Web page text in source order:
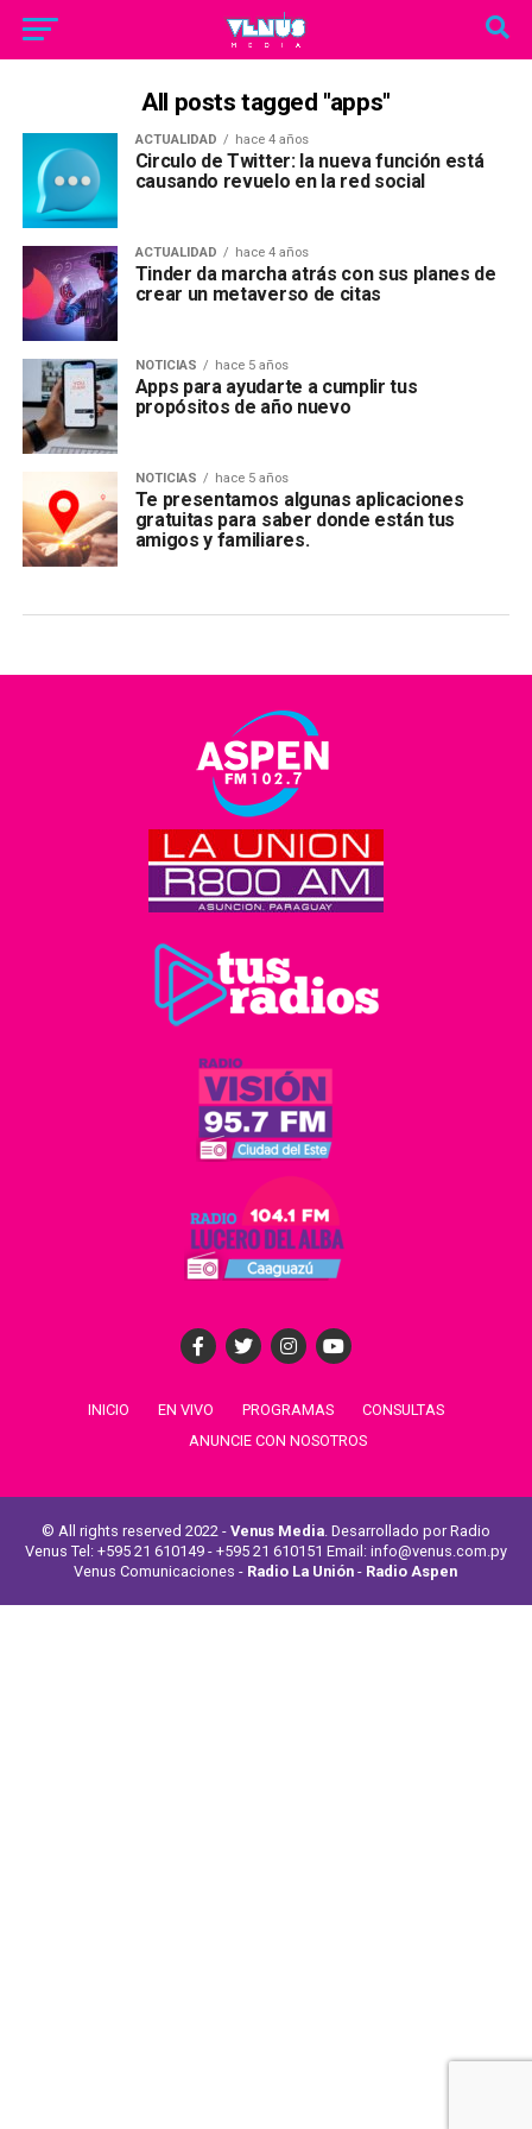
All posts tagged "apps"
ACTUALIDAD hace 4 años
Circulo de Twitter: la nueva función está
causando revuelo en la red social
ACTUALIDAD hace 4 años
Tinder da marcha atrás con sus planes de
crear un metaverso de citas
NOTICIAS hace 5 años
Apps para ayudarte a cumplir tus
propósitos de año nuevo
NOTICIAS hace 5 años
Te presentamos algunas aplicaciones
gratuitas para saber donde están tus
amigos y familiares.
INICIO EN VIVO PROGRAMAS
CONSULTAS
ANUNCIE CON NOSOTROS
© All rights reserved 2022 - Venus Media. Desarrollado por Radio
Venus Tel: +595 21 610149 - +595 21 610151 Email: info@venus.com.py
Venus Comunicaciones - Radio La Unión - Radio Aspen